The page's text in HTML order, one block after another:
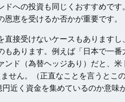
への投資も同じくおすすめです
恵を受けるか否かが重要です。
接受けないケースもありますし
あります。例えば「日本で一番
ド（為替ヘッジあり）だと、米
せん。（正直なことを言うとこ
近く資金を集めているのか意味